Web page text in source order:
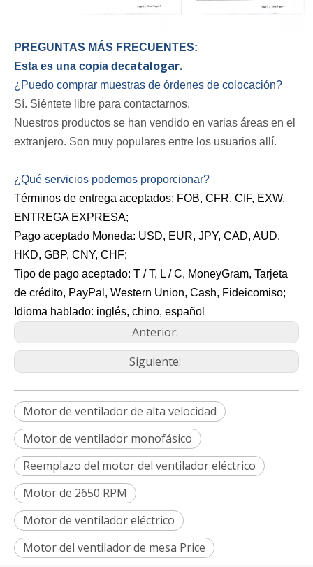
PREGUNTAS MÁS FRECUENTES:
Esta es una copia decatalogar.
¿Puedo comprar muestras de órdenes de colocación?
Sí. Siéntete libre para contactarnos.
Nuestros productos se han vendido en varias áreas en el
extranjero. Son muy populares entre los usuarios allí.
¿Qué servicios podemos proporcionar?
Términos de entrega aceptados: FOB, CFR, CIF, EXW,
ENTREGA EXPRESA;
Pago aceptado Moneda: USD, EUR, JPY, CAD, AUD,
HKD, GBP, CNY, CHF;
Tipo de pago aceptado: T / T, L / C, MoneyGram, Tarjeta
de crédito, PayPal, Western Union, Cash, Fideicomiso;
Idioma hablado: inglés, chino, español
Anterior:
Siguiente:
Motor de ventilador de alta velocidad
Motor de ventilador monofásico
Reemplazo del motor del ventilador eléctrico
Motor de 2650 RPM
Motor de ventilador eléctrico
Motor del ventilador de mesa Price